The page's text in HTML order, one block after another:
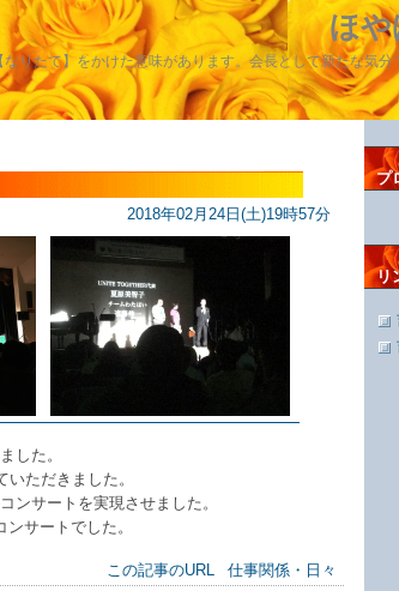
ほや
なりたて】をかけた意味があります。会長として新たな気分
2018年02月24日(土)19時57分
した。
ただきました。
ンサートを実現させました。
サートでした。
この記事のURL 仕事関係・日々
プ
リ